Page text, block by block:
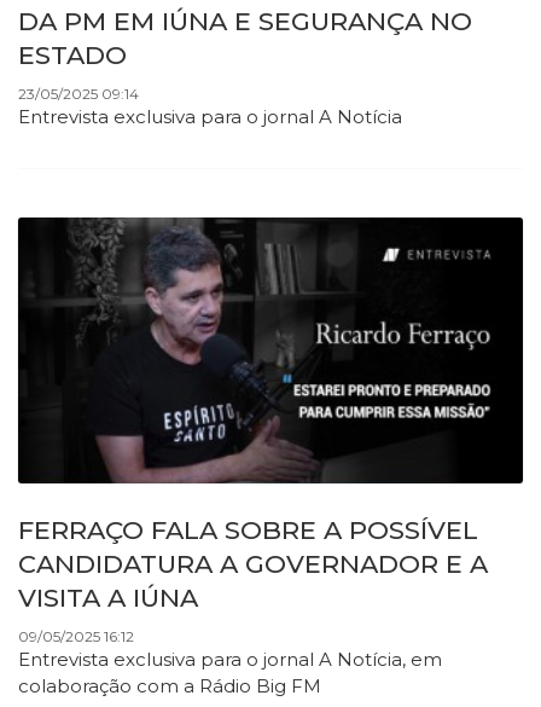
DA PM EM IÚNA E SEGURANÇA NO
ESTADO
23/05/2025 09:14
Entrevista exclusiva para o jornal A Notícia
FERRAÇO FALA SOBRE A POSSÍVEL
CANDIDATURA A GOVERNADOR E A
VISITA A IÚNA
09/05/2025 16:12
Entrevista exclusiva para o jornal A Notícia, em
colaboração com a Rádio Big FM